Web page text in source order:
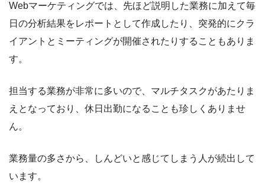
Webマーケティングでは、先ほど説明した業務に加えて毎
日の分析結果をレポートとして作成したり、突発的にクラ
イアントとミーティングが開催されたりすることもありま
す。
担当する業務が非常に多いので、マルチタスクがあたりま
えとなっており、休日出勤になることも珍しくありませ
ん。
業務量の多さから、しんどいと感じてしまう人が続出して
います。